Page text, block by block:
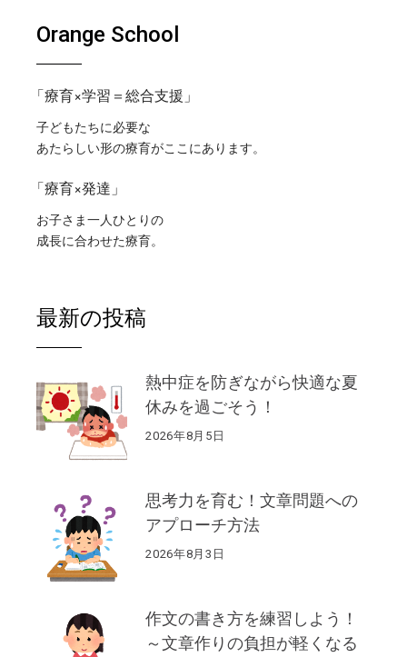
Orange School
「療育×学習＝総合支援」
子どもたちに必要な
あたらしい形の療育がここにあります。
「療育×発達」
お子さま一人ひとりの
成長に合わせた療育。
最新の投稿
熱中症を防ぎながら快適な夏
休みを過ごそう！
2026年8月5日
思考力を育む！文章問題への
アプローチ方法
2026年8月3日
作文の書き方を練習しよう！
～文章作りの負担が軽くなる